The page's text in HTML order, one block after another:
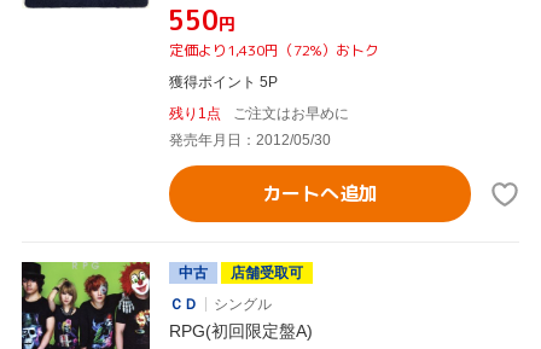
¥550円
定価より1,430円（72%）おトク
獲得ポイント 5P
残り1点
ご注文はお早めに
発売年月日：2012/05/30
カートへ追加
中古
店舗受取可
ＣＤ
シングル
RPG(初回限定盤A)